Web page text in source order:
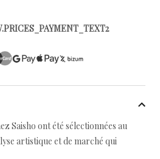
Saisho ont été sélectionnées au
artistique et de marché qui